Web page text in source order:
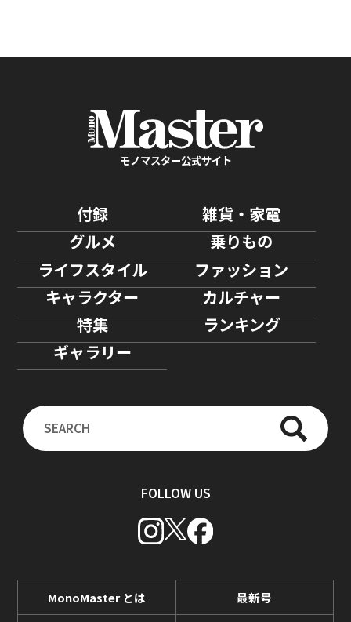
モノマスター公式サイト
付録
雑貨・家電
グルメ
乗りもの
ライフスタイル
ファッション
キャラクター
カルチャー
特集
ランキング
ギャラリー
FOLLOW US
MonoMaster とは 最新号